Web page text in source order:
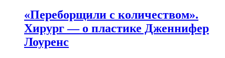
«Переборщили с количеством».
Хирург — о пластике Дженнифер
Лоуренс